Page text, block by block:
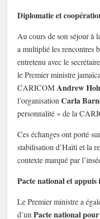
Diplomatie et
Au cours de son séjour
a multiplié les rencontres
entretenu avec le
le Premier ministre
CARICOMAndrew
l’organisation Carla
personnalité » de la
Ces échanges ont porté
stabilisation d’Haïti et la
contexte marqué par
Pacte national et
Le Premier ministre a
d’un Pacte national